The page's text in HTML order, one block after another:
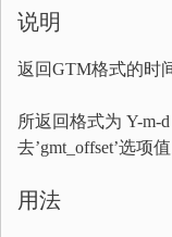
说明
返回GTM格式的时
所返回格式为 Y-m-
去’gmt_offset’选项值
用法